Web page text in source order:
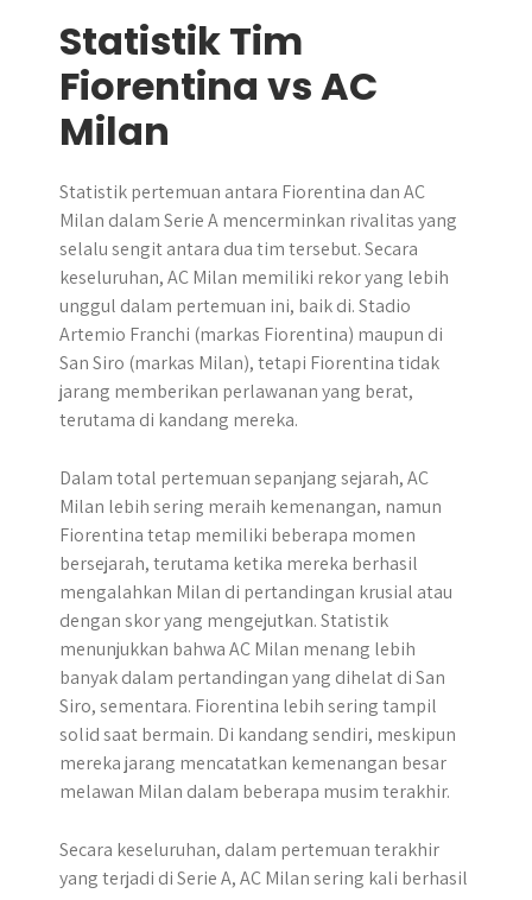
Statistik Tim
Fiorentina vs AC
Milan
Statistik pertemuan antara Fiorentina dan AC
Milan dalam Serie A mencerminkan rivalitas yang
selalu sengit antara dua tim tersebut. Secara
keseluruhan, AC Milan memiliki rekor yang lebih
unggul dalam pertemuan ini, baik di. Stadio
Artemio Franchi (markas Fiorentina) maupun di
San Siro (markas Milan), tetapi Fiorentina tidak
jarang memberikan perlawanan yang berat,
terutama di kandang mereka.
Dalam total pertemuan sepanjang sejarah, AC
Milan lebih sering meraih kemenangan, namun
Fiorentina tetap memiliki beberapa momen
bersejarah, terutama ketika mereka berhasil
mengalahkan Milan di pertandingan krusial atau
dengan skor yang mengejutkan. Statistik
menunjukkan bahwa AC Milan menang lebih
banyak dalam pertandingan yang dihelat di San
Siro, sementara. Fiorentina lebih sering tampil
solid saat bermain. Di kandang sendiri, meskipun
mereka jarang mencatatkan kemenangan besar
melawan Milan dalam beberapa musim terakhir.
Secara keseluruhan, dalam pertemuan terakhir
yang terjadi di Serie A, AC Milan sering kali berhasil